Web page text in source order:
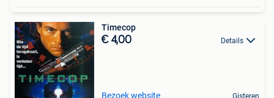
Timecop
€ 4,00 Details
Bezoek website Gisteren